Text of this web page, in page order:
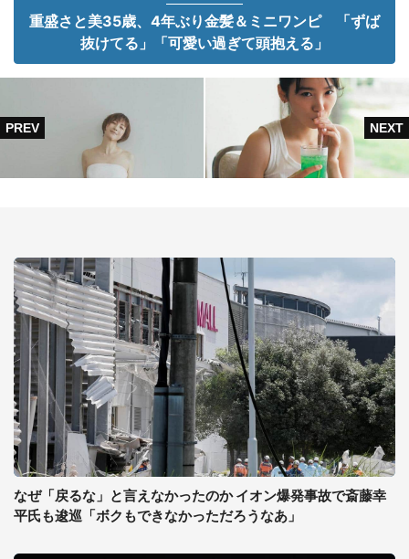
重盛さと美35歳、4年ぶり金髪＆ミニワンピ 「ずば
抜けてる」「可愛い過ぎて頭抱える」
なぜ「戻るな」と言えなかったのか イオン爆発事故で斎藤幸
平氏も逡巡「ボクもできなかっただろうなあ」